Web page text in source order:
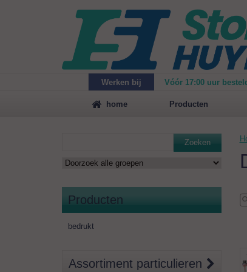
Werken bij Vóór 17:00 uur
Maak
vrijblijvend een afspraak voor een
home Producten
Zoeken
Producten
bedrukt
Assortiment particulieren